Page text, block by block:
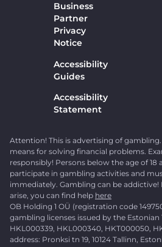
Business
Partner
Privacy
Notice
Accessibility
Guides
Accessibility
Statement
Attention! This is advertising of
means for solving financial problems.
responsibly! Persons below the age of 18
participate in gambling activities and
immediately. Gambling can be
arise, you can find help here
OB Holding 1 OÜ (registration code
gambling licenses issued by the Estonian
HKL000339, HKL000340, HKT000050,
address: Pronksi tn 19, 10124 Tallinn,